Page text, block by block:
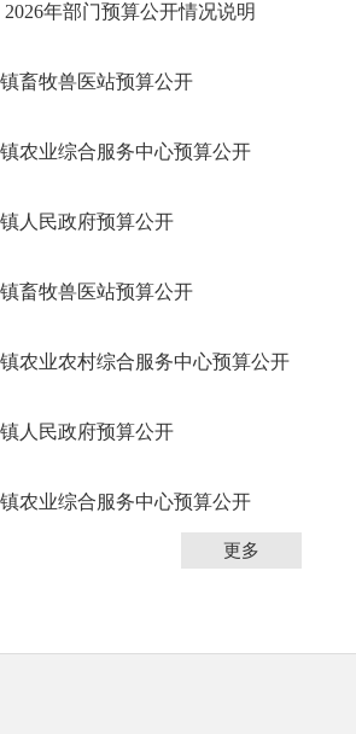
年部门预算公开情况说明
畜牧兽医站预算公开
农业综合服务中心预算公开
人民政府预算公开
畜牧兽医站预算公开
农业农村综合服务中心预算公开
人民政府预算公开
农业综合服务中心预算公开
更多